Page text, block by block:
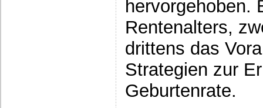
hervorgehoben.
Rentenalters,
drittens das
Strategien zur
Geburtenrate.